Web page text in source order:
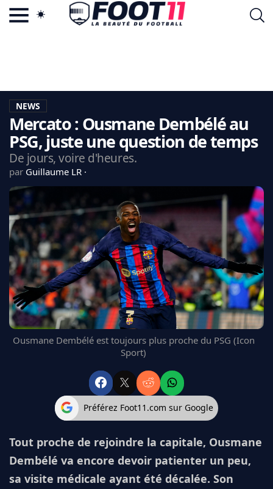
LA CHARTE
VIE PRIVÉE
CGU
CONTACTEZ-NOUS
CDM 2026
EDF
PSG
LIGUE 1
REAL MADRID
FC BARCELONE
MANCHESTER UNITED
CHELSEA
ARSENAL
BAYERN
NEWS
Mercato : Ousmane Dembélé au
PSG, juste une question de temps
De jours, voire d'heures.
par Guillaume LR
Ousmane Dembélé est toujours plus proche du PSG (Icon
Sport)
Préférez Foot11.com sur Google
Tout proche de rejoindre la capitale, Ousmane
Dembélé va encore devoir patienter un peu,
sa visite médicale ayant été décalée. Son